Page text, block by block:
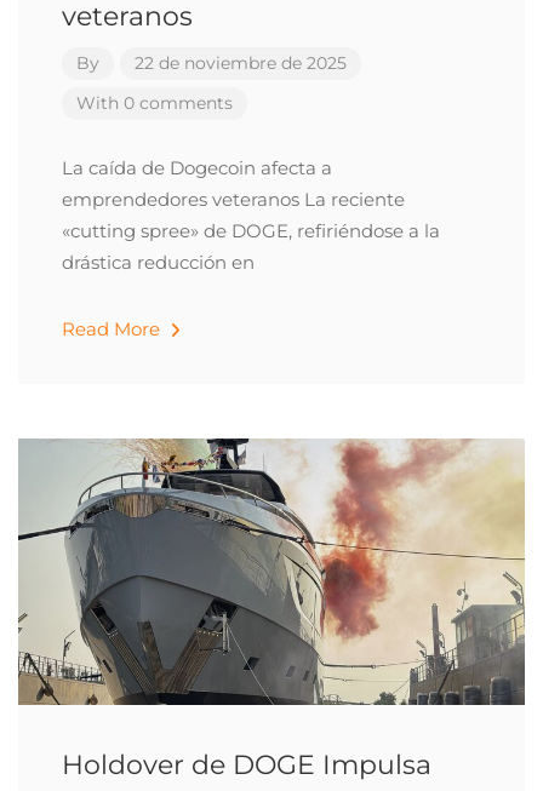
veteranos
By
22 de noviembre de 2025
With 0 comments
La caída de Dogecoin afecta a
emprendedores veteranos La reciente
«cutting spree» de DOGE, refiriéndose a la
drástica reducción en
Read More
Holdover de DOGE Impulsa